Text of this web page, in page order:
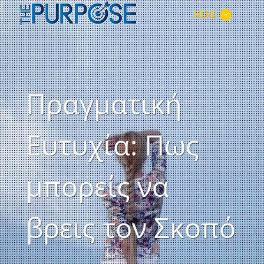
MENU
Πραγματική
Ευτυχία: Πως
μπορείς να
βρεις τον Σκοπό